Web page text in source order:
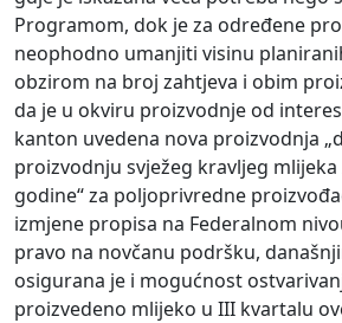
Programom, dok je za određene
neophodno umanjiti visinu
obzirom na broj zahtjeva i obim
da je u okviru proizvodnje od
kanton uvedena nova proizvodnja
proizvodnju svježeg kravljeg mlijeka
godine“ za poljoprivredne
izmjene propisa na Federalnom
pravo na novčanu podršku,
osigurana je i mogućnost
proizvedeno mlijeko u III kvartalu